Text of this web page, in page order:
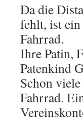
Da die
fehlt, ist ein
Fahrrad.
Ihre Patin,
Patenkind
Schon
Fahrrad.